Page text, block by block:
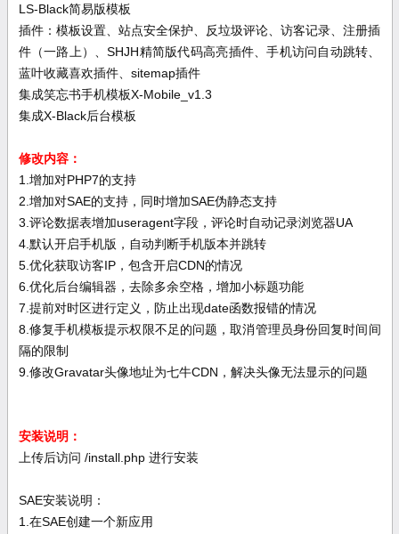
LS-Black简易版模板
插件：模板设置、站点安全保护、反垃圾评论、访客记录、注册插
件（一路上）、SHJH精简版代码高亮插件、手机访问自动跳转、
蓝叶收藏喜欢插件、sitemap插件
集成笑忘书手机模板X-Mobile_v1.3
集成X-Black后台模板
修改内容：
1.增加对PHP7的支持
2.增加对SAE的支持，同时增加SAE伪静态支持
3.评论数据表增加useragent字段，评论时自动记录浏览器UA
4.默认开启手机版，自动判断手机版本并跳转
5.优化获取访客IP，包含开启CDN的情况
6.优化后台编辑器，去除多余空格，增加小标题功能
7.提前对时区进行定义，防止出现date函数报错的情况
8.修复手机模板提示权限不足的问题，取消管理员身份回复时间间
隔的限制
9.修改Gravatar头像地址为七牛CDN，解决头像无法显示的问题
安装说明：
上传后访问 /install.php 进行安装
SAE安装说明：
1.在SAE创建一个新应用